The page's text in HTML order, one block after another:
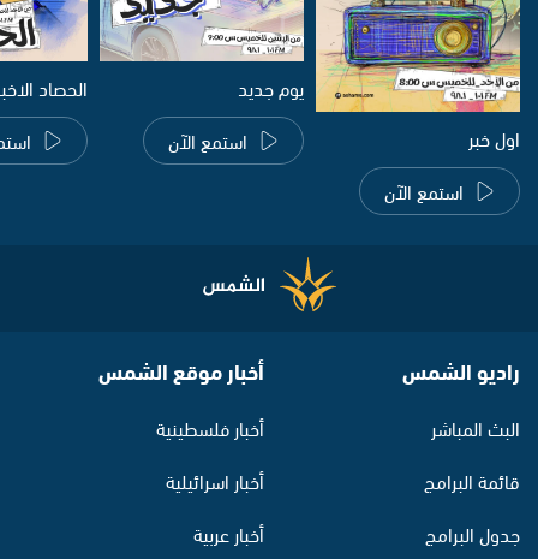
اول خبر
استمع الآن
يوم جديد
استمع الآن
الحصاد
راديو الشمس
البث المباشر
قائمة البرامج
جدول البرامج
أخبار موقع الشمس
أخبار فلسطينية
أخبار اسرائيلية
أخبار عربية